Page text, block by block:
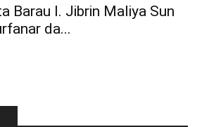
Barau I. Jibrin Maliya Sun
da...